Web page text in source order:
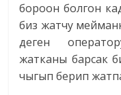
бороон болгон
биз жатчу
деген
жатканы барсак
чыгып берип